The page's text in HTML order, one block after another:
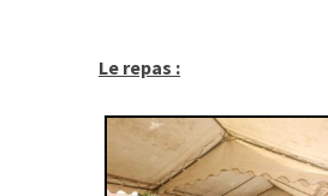
Le repas :